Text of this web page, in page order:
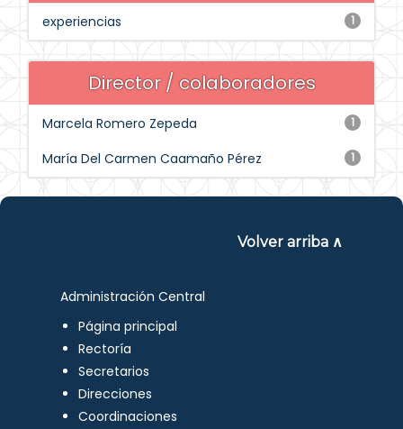
1
experiencias
Director / colaboradores
1
Marcela Romero Zepeda
1
María Del Carmen Caamaño Pérez
Volver arriba ∧
Administración Central
Página principal
Rectoría
Secretarios
Direcciones
Coordinaciones